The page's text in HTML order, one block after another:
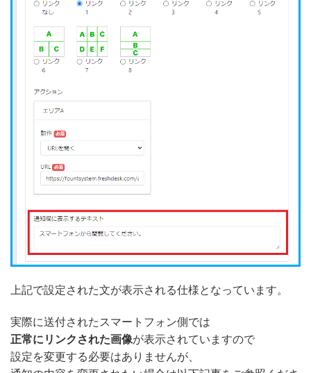
上記で設定された文が表示される仕様となっています。
実際に送付されたスマートフォン側では
正常にリンクされた画像が表示されていますので
設定を変更する必要はありませんが、